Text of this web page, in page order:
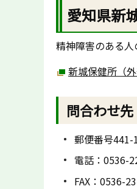
愛知県新
精神障害のある
新城保健所（外
問合わせ先
郵便番号441-
電話：0536-
FAX：0536-